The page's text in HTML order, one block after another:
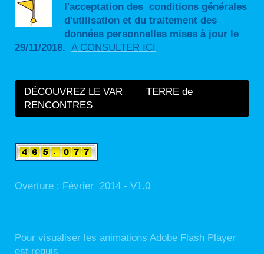
l'acceptation des conditions générales
d'utilisation et du traitement des
données personnelles mises à jour le
29/11/2018. A CONSULTER ICI
DÉCOUVREZ LE VAR TERRE de
RENCONTRES
Overture : Février 2014 - V1.0
Pour visualiser les animations Adobe Flash Player
est requis